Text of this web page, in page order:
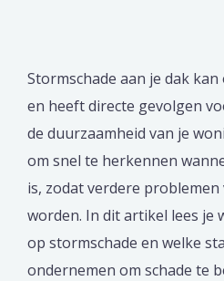
Stormschade aan je dak
en heeft directe gevolgen
de duurzaamheid van je
om snel te herkennen
is, zodat verdere
worden. In dit artikel lees je
op stormschade en welke
ondernemen om schade te